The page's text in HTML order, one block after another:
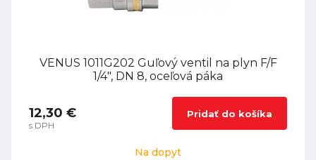
VENUS 1011G202 Guľový ventil na plyn F/F
1/4", DN 8, oceľová páka
12,30 €
s DPH
Pridať do košíka
Na dopyt